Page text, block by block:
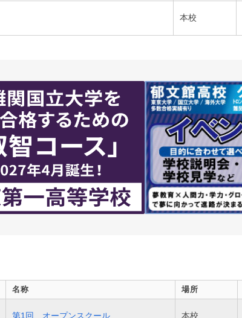
本校
名称 場所
第1回 オープンスクール 本校